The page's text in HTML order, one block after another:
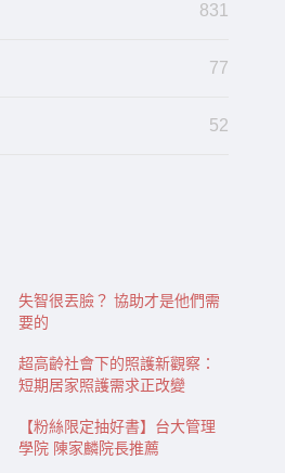
831
77
52
失智很丟臉？ 協助才是他們需
要的
超高齡社會下的照護新觀察：
短期居家照護需求正改變
【粉絲限定抽好書】台大管理
學院 陳家麟院長推薦